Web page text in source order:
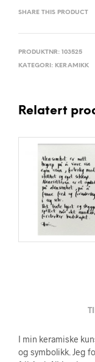
SHARE THIS PRODUCT
PRODUKTNR: 103525
KATEGORI: KERAMIKK
Relatert
I min keramiske
og symbolikk. Jeg